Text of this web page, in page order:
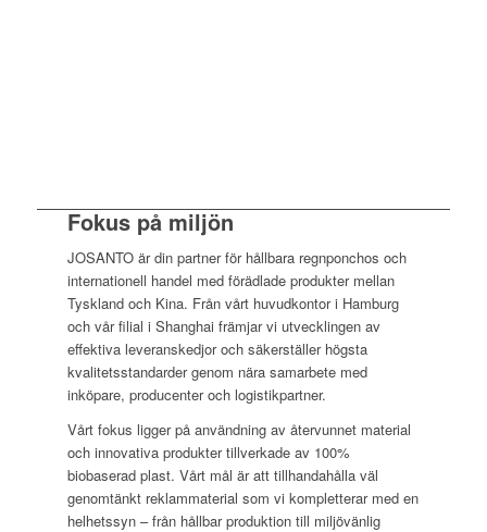
Fokus på miljön
JOSANTO är din partner för hållbara regnponchos och
internationell handel med förädlade produkter mellan
Tyskland och Kina. Från vårt huvudkontor i Hamburg
och vår filial i Shanghai främjar vi utvecklingen av
effektiva leveranskedjor och säkerställer högsta
kvalitetsstandarder genom nära samarbete med
inköpare, producenter och logistikpartner.
Vårt fokus ligger på användning av återvunnet material
och innovativa produkter tillverkade av 100%
biobaserad plast. Vårt mål är att tillhandahålla väl
genomtänkt reklammaterial som vi kompletterar med en
helhetssyn – från hållbar produktion till miljövänlig